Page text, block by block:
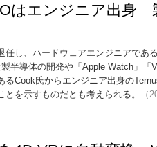
はエンジニア出身
任し、ハードウェアエンジニアであ
半導体の開発や「Apple Watch」
るCook氏からエンジニア出身の
を示すものだとも考えられる。
（